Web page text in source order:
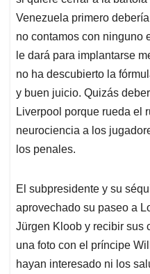
Venezuela primero
no contamos con ninguno
le dará para implantarse
no ha descubierto la
y buen juicio. Quizás
Liverpool porque rueda el
neurociencia a los
los penales.
El subpresidente y su
aprovechado su paseo a
Jürgen Kloob y recibir sus
una foto con el príncipe
hayan interesado ni los